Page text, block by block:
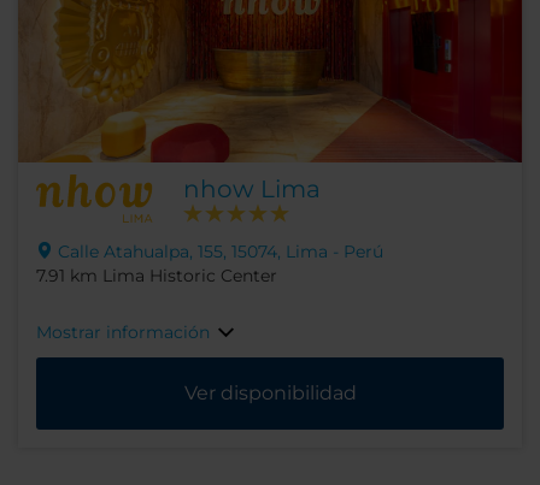
nhow Lima
Calle Atahualpa, 155, 15074, Lima - Perú
7.91 km Lima Historic Center
Mostrar información
Ver disponibilidad